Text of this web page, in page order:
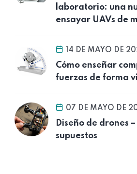
laboratorio: una
ensayar UAVs de
14 DE MAYO DE
Cómo enseñar
fuerzas de forma
07 DE MAYO DE
Diseño de drones
supuestos